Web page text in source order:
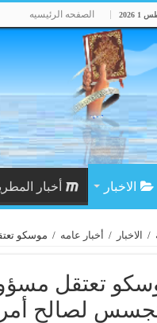
الصفحه الرئيسيه
الاخبار أخبار
/ الاخبار / أخبار عامه / موسكو
تعتقل
لصالح